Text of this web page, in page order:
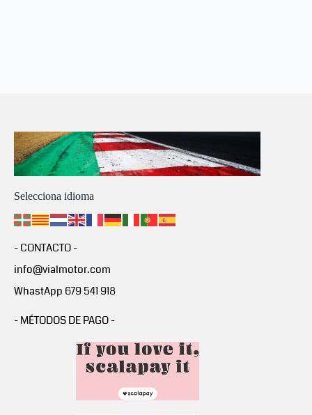
Selecciona idioma
- CONTACTO -
info@vialmotor.com
WhastApp 679 541 918
- MÉTODOS DE PAGO -